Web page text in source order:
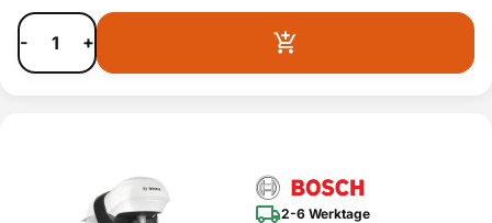
- +
2-6 Werktage